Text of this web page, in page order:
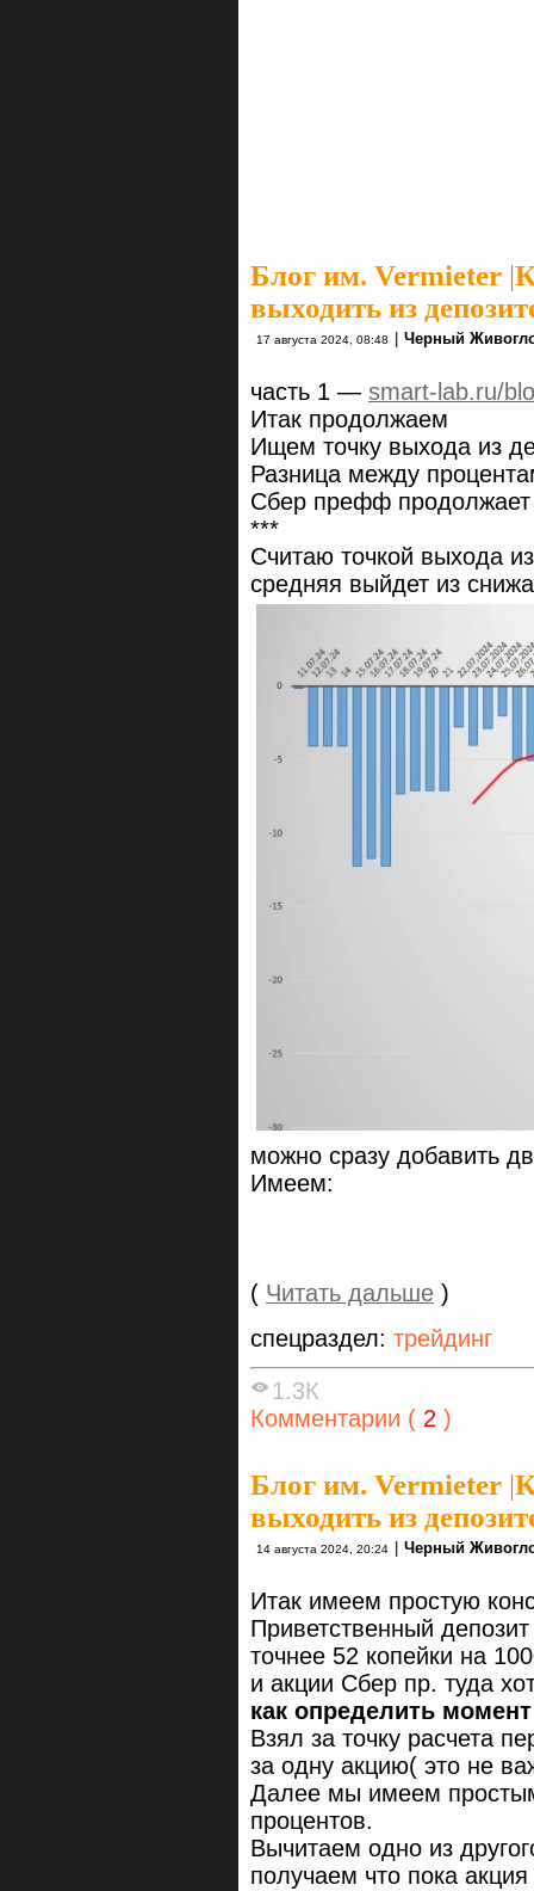
Блог им. Vermieter |
выходить из
17 августа 2024, 08:48 Черный
часть 1 — smart-lab.ru/
Итак продолжаем
Ищем точку выхода из
Разница между
Сбер префф продолжает
***
Считаю точкой выхода
средняя выйдет из
можно сразу добавить
Имеем:
( Читать дальше )
спецраздел: трейдинг
1.3К
Комментарии ( 2 )
Блог им. Vermieter |
выходить из
14 августа 2024, 20:24 Черный
Итак имеем простую
Приветственный
точнее 52 копейки на
и акции Сбер пр. туда
как определить момент
Взял за точку расчета
за одну акцию( это не
Далее мы имеем
процентов.
Вычитаем одно из
получаем что пока